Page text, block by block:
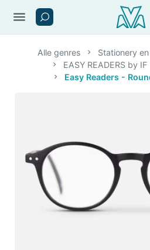
menu
Alle genres Stationery
EASY READERS by IF
Easy Readers -